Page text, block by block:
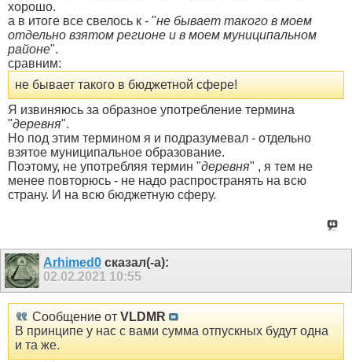
хорошо.
а в итоге все свелось к - "не бывает такого в моем
отдельно взятом регионе и в моем муниципальном
районе".
сравним:
не бывает такого в бюджетной сфере!
Я извиняюсь за образное употребление термина
"деревня".
Но под этим термином я и подразумевал - отдельно
взятое муниципальное образование.
Поэтому, не употребляя термин "деревня" , я тем не
менее повторюсь - не надо распространять на всю
страну. И на всю бюджетную сферу.
Arhimed0 сказал(-а):
02.02.2021 10:55
Сообщение от VLDMR
В принципе у нас с вами сумма отпускных будут одна
и та же.